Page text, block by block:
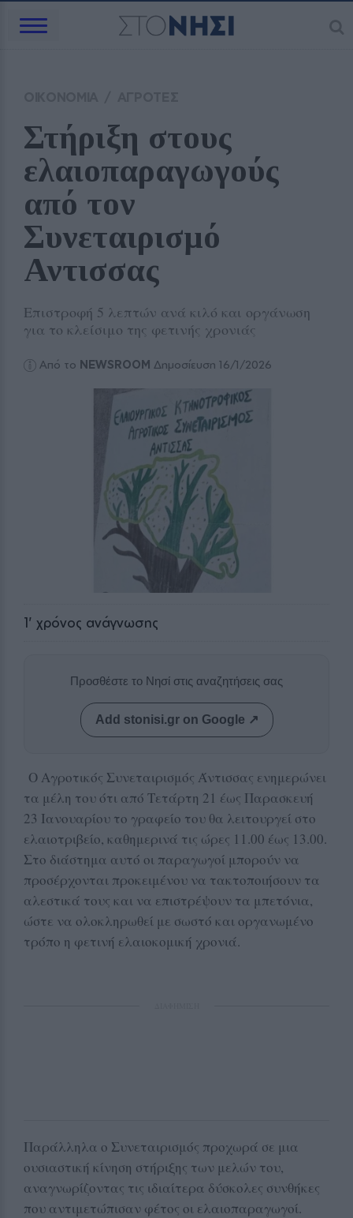
Στήριξη στους
ελαιοπαραγωγούς
από τον
Συνεταιρισμό
Αντισσας
Επιστροφή 5 λεπτών ανά κιλό και οργάνωση
για το κλείσιμο της φετινής χρονιάς
Από το NEWSROOM Δημοσίευση 16/1/2026
1' χρόνος ανάγνωσης
Προσθέστε το Νησί στις αναζητήσεις σας
Add stonisi.gr on Google ↗
Ο Αγροτικός Συνεταιρισμός Άντισσας ενημερώνει
τα μέλη του ότι από Τετάρτη 21 έως Παρασκευή
23 Ιανουαρίου το γραφείο του θα λειτουργεί στο
ελαιοτριβείο, καθημερινά τις ώρες 11.00 έως 13.00.
Στο διάστημα αυτό οι παραγωγοί μπορούν να
προσέρχονται προκειμένου να τακτοποιήσουν τα
αλεστικά τους και να επιστρέψουν τα μπετόνια,
ώστε να ολοκληρωθεί με σωστό και οργανωμένο
τρόπο η φετινή ελαιοκομική χρονιά.
Παράλληλα ο Συνεταιρισμός προχωρά σε μια
ουσιαστική κίνηση στήριξης των μελών του,
αναγνωρίζοντας τις ιδιαίτερα δύσκολες συνθήκες
που αντιμετώπισαν φέτος οι ελαιοπαραγωγοί.